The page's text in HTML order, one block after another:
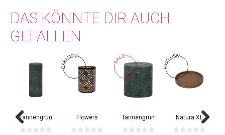
DAS KÖNNTE DIR AUCH
GEFALLEN
Tannengrün Flowers Tannengrün Natura XL